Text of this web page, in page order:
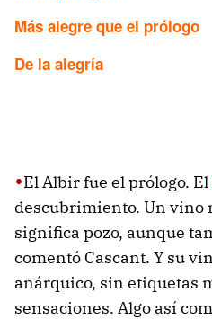
Más alegre que el prólogo
De la alegría
•El Albir fue el prólogo. El
descubrimiento. Un vino
significa pozo, aunque
comentó Cascant. Y su
anárquico, sin etiquetas
sensaciones. Algo así